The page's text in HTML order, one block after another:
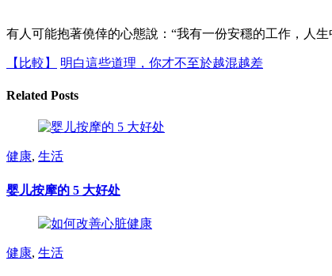
有人可能抱著僥倖的心態說：“我有一份安穩的工作，人
【比較】 明白這些道理，你才不至於越混越差
Related Posts
健康, 生活
婴儿按摩的 5 大好处
健康, 生活